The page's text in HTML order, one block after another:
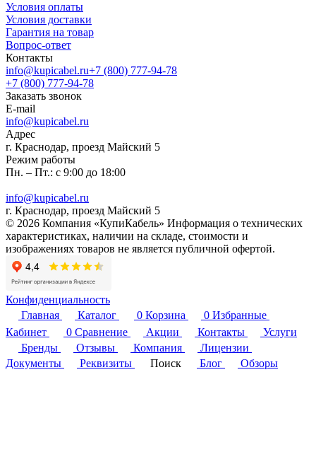
Условия оплаты
Условия доставки
Гарантия на товар
Вопрос-ответ
Контакты
info@kupicabel.ru+7 (800) 777-94-78
+7 (800) 777-94-78
Заказать звонок
E-mail
info@kupicabel.ru
Адрес
г. Краснодар, проезд Майский 5
Режим работы
Пн. – Пт.: с 9:00 до 18:00
info@kupicabel.ru
г. Краснодар, проезд Майский 5
© 2026 Компания «КупиКабель» Информация о технических
характеристиках, наличии на складе, стоимости и
изображениях товаров не является публичной офертой.
Конфиденциальность
Главная
Каталог 0 Корзина 0 Избранные
Кабинет
0 Сравнение Акции Контакты
Услуги
Бренды
Отзывы Компания
Лицензии
Документы
Реквизиты Поиск Блог Обзоры